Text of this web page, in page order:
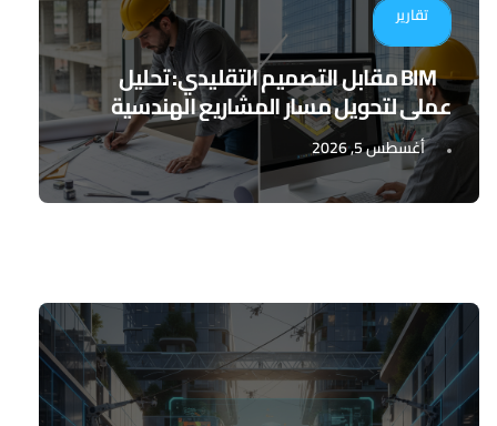
تقارير
BIM مقابل التصميم التقليدي: تحليل
عملي لتحويل مسار المشاريع الهندسية
أغسطس 5, 2026